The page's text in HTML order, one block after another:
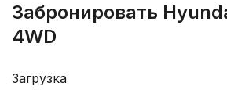
Забронировать
4WD
Загрузка